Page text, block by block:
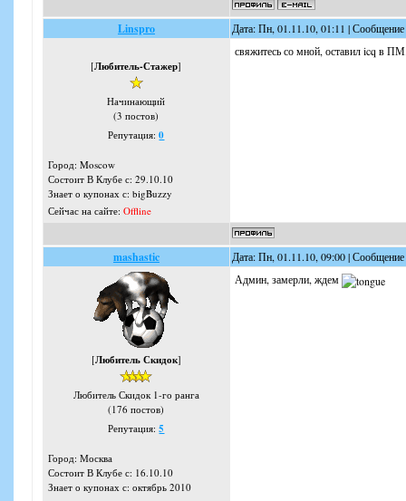
Linspro Дата: Пн, 01.11.10, 01:11 |
[Любитель-Стажер]
Начинающий
(3 постов)
Репутация:0
Город: Moscow
Состоит В Клубе с: 29.10.10
Знает о купонах с: bigBuzzy
Сейчас на сайте: Offline
свяжитесь со мной, оставил icq в
mashastic Дата: Пн, 01.11.10, 09:00 |
[Любитель Скидок]
Любитель Скидок 1-го ранга
(176 постов)
Репутация:5
Город: Москва
Состоит В Клубе с: 16.10.10
Знает о купонах с: октябрь 2010
Админ, замерли, ждем